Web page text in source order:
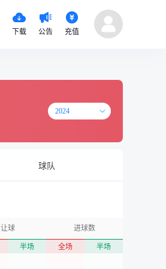
下载 公告 充值
2024
球队
让球
半场
进球数
全场
半场